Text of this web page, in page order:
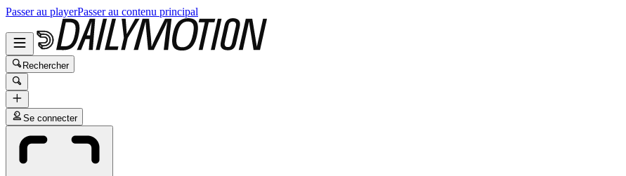
Passer au playerPasser au contenu principal
Rechercher
Se connecter